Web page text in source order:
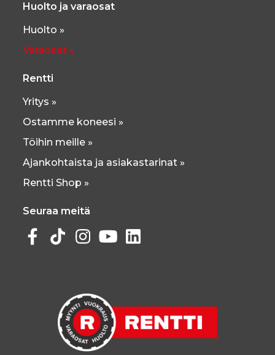
Huolto ja varaosat
Huolto »
Varaosat »
Rentti
Yritys »
Ostamme koneesi »
Töihin meille »
Ajankohtaista ja asiakastarinat »
Rentti Shop »
Seuraa meitä